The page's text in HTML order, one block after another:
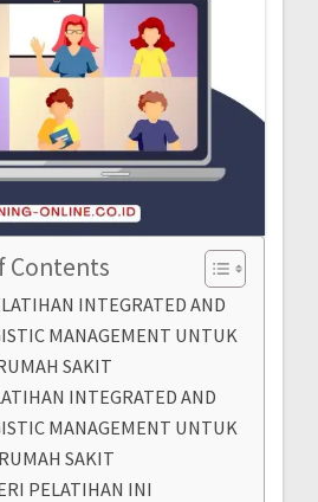
Contents
INTEGRATED AND
MANAGEMENT UNTUK
SAKIT
INTEGRATED AND
MANAGEMENT UNTUK
RUMAH SAKIT
PELATIHAN INI